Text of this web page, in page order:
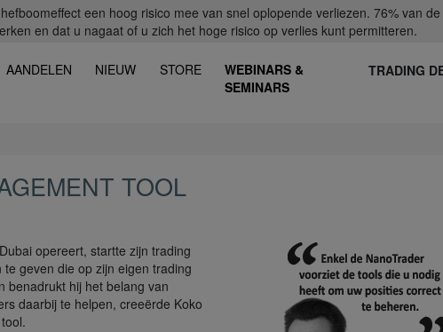
een hoog risico mee van snel oplopende verliezen. 76% van
en dat u nagaat of u zich het hoge risico op verlies kunt permitteren.
AANDELEN NIEUW STORE
WEBINARS &
SEMINARS
TRADING
TOOL
opereert, startte zijn trading
geven die op zijn eigen trading
benadrukt hij het belang van
daarbij te helpen, creeërde Koko